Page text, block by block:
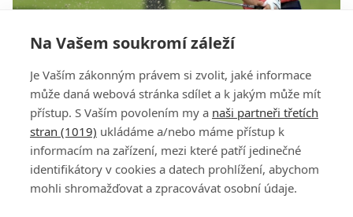
Na Vašem soukromí záleží
Je Vaším zákonným právem si zvolit, jaké informace
může daná webová stránka sdílet a k jakým může mít
přístup. S Vaším povolením my a naši partneři třetích
stran (1019) ukládáme a/nebo máme přístup k
informacím na zařízení, mezi které patří jedinečné
identifikátory v cookies a datech prohlížení, abychom
mohli shromažďovat a zpracovávat osobní údaje.
Dočká se Spieth majoru? Přípravu mu narušil
útok v Dallasu